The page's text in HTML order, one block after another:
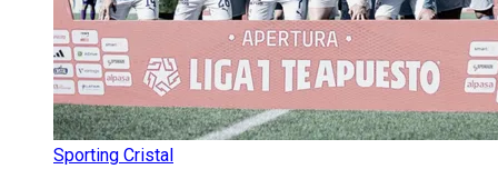
Sporting Cristal